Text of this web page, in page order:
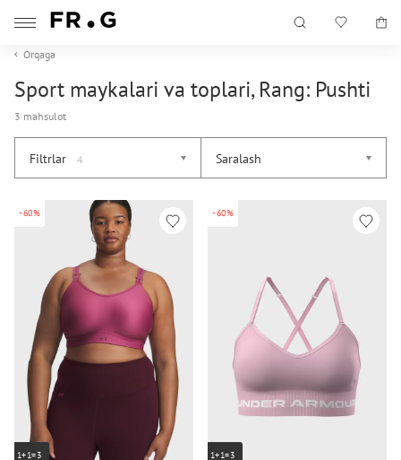
Orqaga
Sport maykalari va toplari, Rang: Pushti
3 mahsulot
Filtrlar 4 Saralash
-60%
1+1=3
-60%
1+1=3